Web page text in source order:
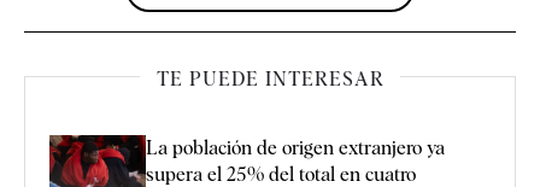
TE PUEDE INTERESAR
La población de origen extranjero ya
supera el 25% del total en cuatro